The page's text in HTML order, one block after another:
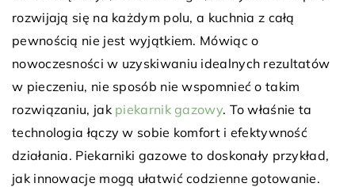
rozwijają się na każdym polu, a kuchnia z całą
pewnością nie jest wyjątkiem. Mówiąc o
nowoczesności w uzyskiwaniu idealnych rezultatów
w pieczeniu, nie sposób nie wspomnieć o takim
rozwiązaniu, jak piekarnik gazowy. To właśnie ta
technologia łączy w sobie komfort i efektywność
działania. Piekarniki gazowe to doskonały przykład,
jak innowacje mogą ułatwić codzienne gotowanie.